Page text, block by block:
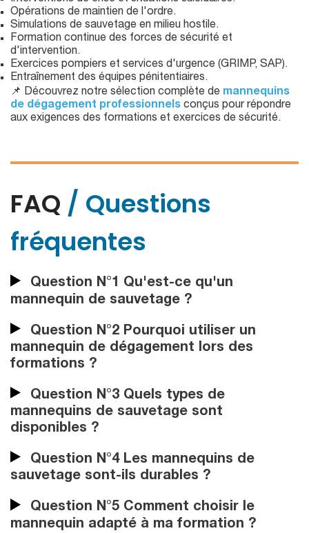
Opérations de maintien de l'ordre.
Simulations de sauvetage en milieu hostile.
Formation continue des forces de sécurité et
d'intervention.
Exercices pompiers et services d'urgence (GRIMP, SAP).
Entraînement des équipes pénitentiaires.
📌 Découvrez notre sélection complète de mannequins
de dégagement professionnels conçus pour répondre
aux exigences des formations et exercices de sécurité.
FAQ / Questions
fréquentes
Question N°1 Qu'est-ce qu'un
mannequin de sauvetage ?
Question N°2 Pourquoi utiliser un
mannequin de dégagement lors des
formations ?
Question N°3 Quels types de
mannequins de sauvetage sont
disponibles ?
Question N°4 Les mannequins de
sauvetage sont-ils durables ?
Question N°5 Comment choisir le
mannequin adapté à ma formation ?